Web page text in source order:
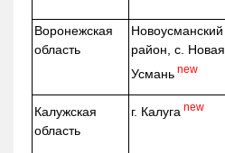
Воронежская
область
Новоусманский
район, с. Новая
Усмань new
Калужская
область
г. Калуга new